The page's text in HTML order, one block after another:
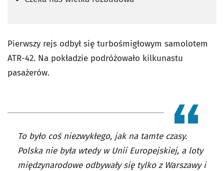
Pierwszy rejs odbył się turbośmigłowym samolotem
ATR-42. Na pokładzie podróżowało kilkunastu
pasażerów.
To było coś niezwykłego, jak na tamte czasy.
Polska nie była wtedy w Unii Europejskiej, a loty
międzynarodowe odbywały się tylko z Warszawy i